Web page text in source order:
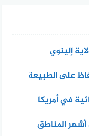
إلينوي
على الطبيعة
في أمريكا
أشهر المناطق